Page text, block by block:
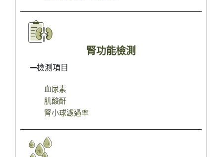
腎功能檢測
檢測項目
血尿素
肌酸酐
腎小球濾過率